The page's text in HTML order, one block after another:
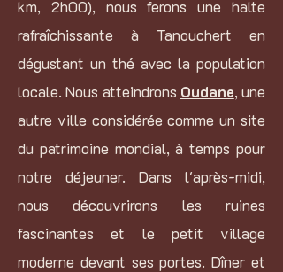
km, 2h00), nous ferons une halte
rafraîchissante à Tanouchert en
dégustant un thé avec la population
locale. Nous atteindrons Oudane, une
autre ville considérée comme un site
du patrimoine mondial, à temps pour
notre déjeuner. Dans l'après-midi,
nous découvrirons les ruines
fascinantes et le petit village
moderne devant ses portes. Dîner et